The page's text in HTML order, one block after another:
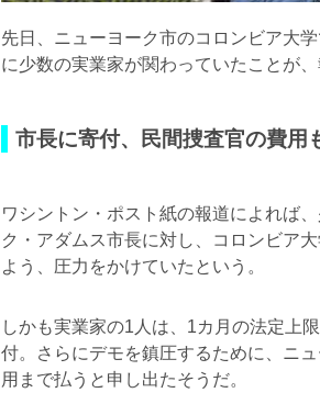
先日、ニューヨーク市のコロンビア大
に少数の実業家が関わっていたことが、
市長に寄付、民間捜査官の費用
ワシントン・ポスト紙の報道によれば
ク・アダムス市長に対し、コロンビア
よう、圧力をかけていたという。
しかも実業家の1人は、1カ月の法定上
付。さらにデモを鎮圧するために、ニ
用まで払うと申し出たそうだ。